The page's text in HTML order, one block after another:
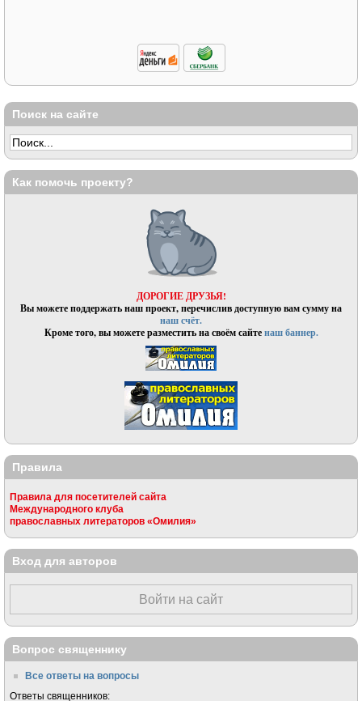
Поиск на сайте
Как помочь проекту?
ДОРОГИЕ ДРУЗЬЯ!
Вы можете поддержать наш проект, перечислив доступную вам сумму на
наш счёт.
Кроме того, вы можете разместить на своём сайтенаш баннер.
Правила
Правила для посетителей сайта
Международного клуба
православных литераторов «Омилия»
Вход для авторов
Войти на сайт
Вопрос священнику
Все ответы на вопросы
Ответы священников: